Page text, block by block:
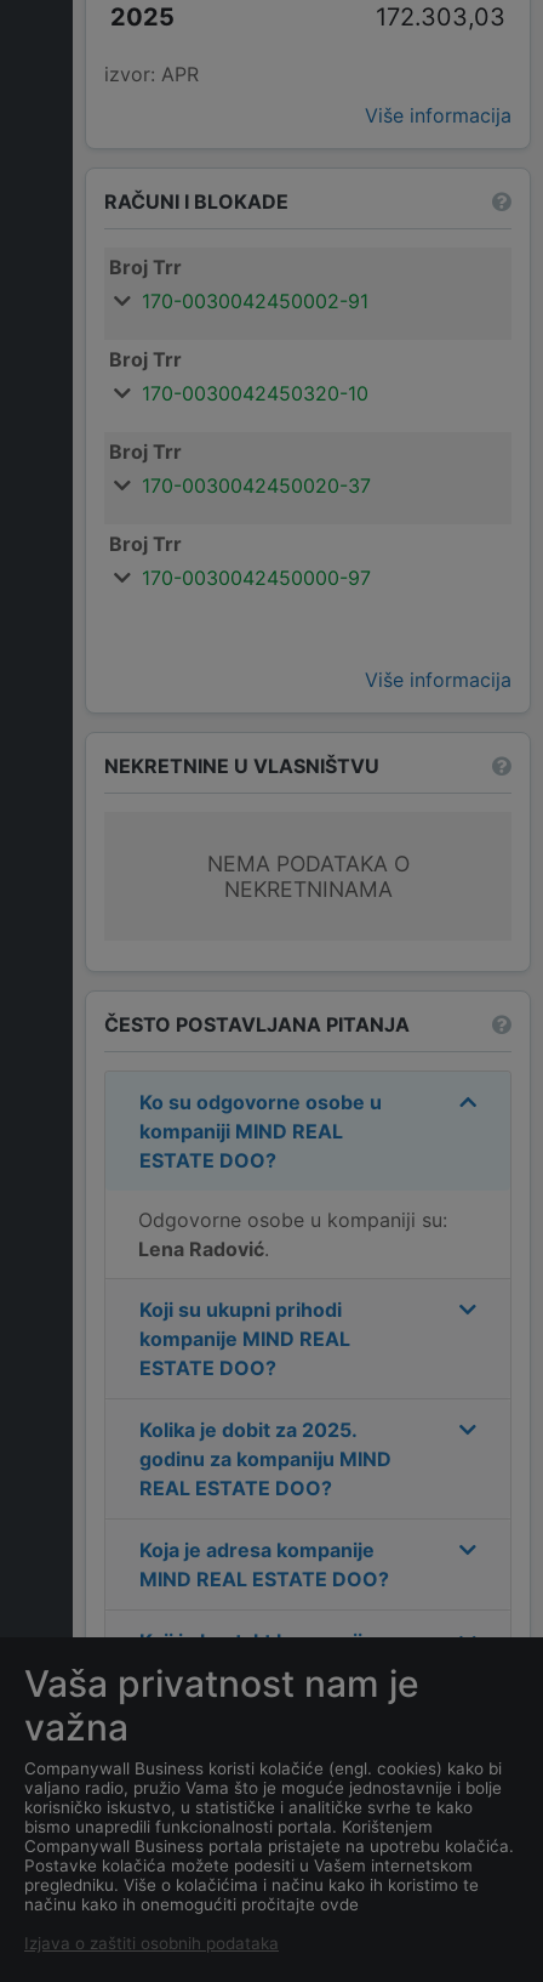
172.303,03
izvor: APR
Više informacija
RAČUNI I BLOKADE
Broj Trr
170-0030042450002-91
Broj Trr
170-0030042450320-10
Broj Trr
170-0030042450020-37
Broj Trr
170-0030042450000-97
Više informacija
NEKRETNINE U VLASNIŠTVU
NEMA PODATAKA O
NEKRETNINAMA
ČESTO POSTAVLJANA PITANJA
Ko su odgovorne osobe u
kompaniji MIND REAL
ESTATE DOO?
Odgovorne osobe u kompaniji su:
Lena Radović.
Koji su ukupni prihodi
kompanije MIND REAL
ESTATE DOO?
Kolika je dobit za 2025.
godinu za kompaniju MIND
REAL ESTATE DOO?
Koja je adresa kompanije
MIND REAL ESTATE DOO?
Koji je kontakt kompanije
MIND REAL ESTATE DOO
kompanijaMIND REAL
ESTATE DOO?
Koji je datum osnivanja
kompanijeMIND REAL
ESTATE DOO?
Vaša privatnost nam je
važna
Companywall Business koristi kolačiće (engl. cookies) kako bi
valjano radio, pružio Vama što je moguće jednostavnije i bolje
korisničko iskustvo, u statističke i analitičke svrhe te kako
bismo unapredili funkcionalnosti portala. Korištenjem
Companywall Business portala pristajete na upotrebu kolačića.
Postavke kolačića možete podesiti u Vašem internetskom
pregledniku. Više o kolačićima i načinu kako ih koristimo te
načinu kako ih onemogućiti pročitajte ovde
Izjava o zaštiti osobnih podataka